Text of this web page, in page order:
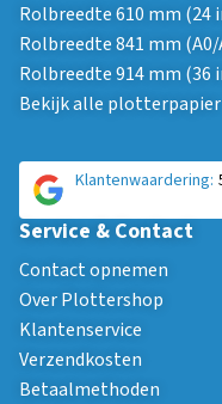
Rolbreedte 610 mm (24
Rolbreedte 841 mm (A0/
Rolbreedte 914 mm (36
Bekijk alle plotterpapier
Klantenwaardering:
Service & Contact
Contact opnemen
Over Plottershop
Klantenservice
Verzendkosten
Betaalmethoden